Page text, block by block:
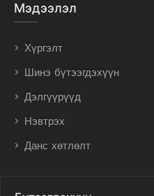
Мэдээлэл
Хүргэлт
Шинэ бүтээгдэхүүн
Дэлгүүрүүд
Нэвтрэх
Данс хөтлөлт